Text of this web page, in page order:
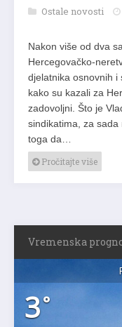
Ostale novosti
Nakon više od dva
Hercegovačko-
djelatnika osnovnih i
kako su kazali za
zadovoljni. Što je
sindikatima, za sada
toga da…
Pročitajte više
Vremenska
3°